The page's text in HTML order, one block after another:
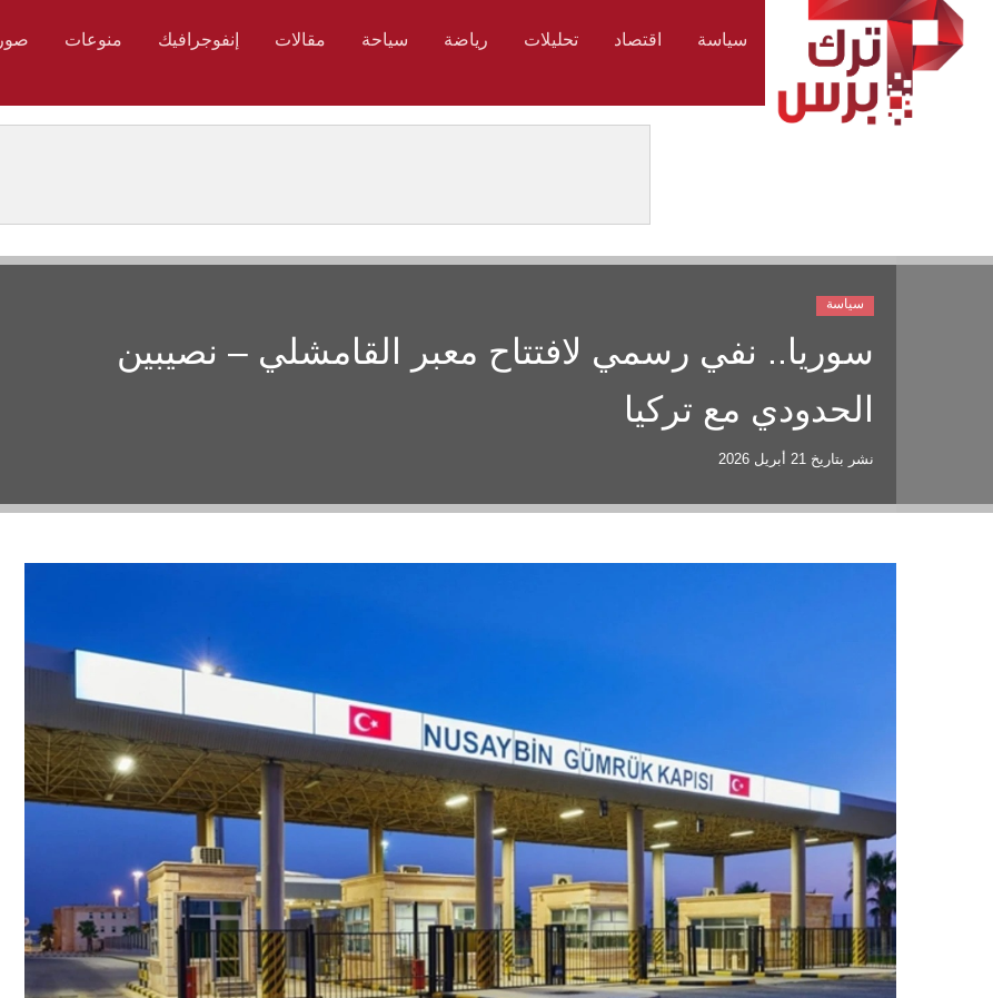
سياسة اقتصاد تحليلات رياضة سياحة مقالات إنفوجرافيك منوعات صور
سوريا.. نفي رسمي لافتتاح معبر القامشلي – نصيبين
الحدودي مع تركيا
نشر بتاريخ 21 أبريل 2026
سياسة